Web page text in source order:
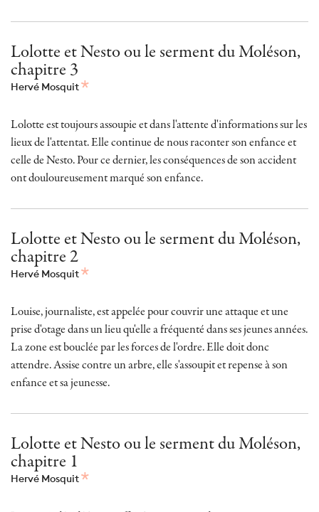
Lolotte et Nesto ou le serment du Moléson,
chapitre 3
Hervé Mosquit
Lolotte est toujours assoupie et dans l'attente d'informations sur les
lieux de l'attentat. Elle continue de nous raconter son enfance et
celle de Nesto. Pour ce dernier, les conséquences de son accident
ont douloureusement marqué son enfance.
Lolotte et Nesto ou le serment du Moléson,
chapitre 2
Hervé Mosquit
Louise, journaliste, est appelée pour couvrir une attaque et une
prise d'otage dans un lieu qu'elle a fréquenté dans ses jeunes années.
La zone est bouclée par les forces de l'ordre. Elle doit donc
attendre. Assise contre un arbre, elle s'assoupit et repense à son
enfance et sa jeunesse.
Lolotte et Nesto ou le serment du Moléson,
chapitre 1
Hervé Mosquit